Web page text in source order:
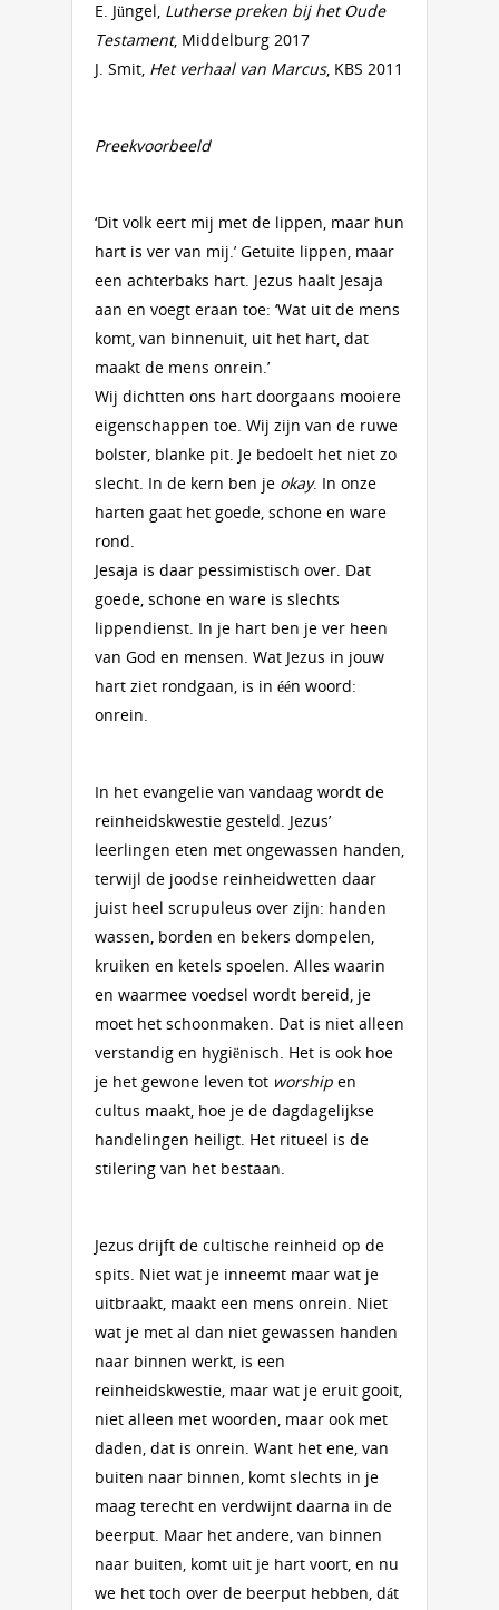
E. Jüngel, Lutherse preken bij het Oude
Testament, Middelburg 2017
J. Smit, Het verhaal van Marcus, KBS 2011
Preekvoorbeeld
‘Dit volk eert mij met de lippen, maar hun
hart is ver van mij.’ Getuite lippen, maar
een achterbaks hart. Jezus haalt Jesaja
aan en voegt eraan toe: ‘Wat uit de mens
komt, van binnenuit, uit het hart, dat
maakt de mens onrein.’
Wij dichtten ons hart doorgaans mooiere
eigenschappen toe. Wij zijn van de ruwe
bolster, blanke pit. Je bedoelt het niet zo
slecht. In de kern ben je okay. In onze
harten gaat het goede, schone en ware
rond.
Jesaja is daar pessimistisch over. Dat
goede, schone en ware is slechts
lippendienst. In je hart ben je ver heen
van God en mensen. Wat Jezus in jouw
hart ziet rondgaan, is in één woord:
onrein.
In het evangelie van vandaag wordt de
reinheidskwestie gesteld. Jezus’
leerlingen eten met ongewassen handen,
terwijl de joodse reinheidwetten daar
juist heel scrupuleus over zijn: handen
wassen, borden en bekers dompelen,
kruiken en ketels spoelen. Alles waarin
en waarmee voedsel wordt bereid, je
moet het schoonmaken. Dat is niet alleen
verstandig en hygiënisch. Het is ook hoe
je het gewone leven tot worship en
cultus maakt, hoe je de dagdagelijkse
handelingen heiligt. Het ritueel is de
stilering van het bestaan.
Jezus drijft de cultische reinheid op de
spits. Niet wat je inneemt maar wat je
uitbraakt, maakt een mens onrein. Niet
wat je met al dan niet gewassen handen
naar binnen werkt, is een
reinheidskwestie, maar wat je eruit gooit,
niet alleen met woorden, maar ook met
daden, dat is onrein. Want het ene, van
buiten naar binnen, komt slechts in je
maag terecht en verdwijnt daarna in de
beerput. Maar het andere, van binnen
naar buiten, komt uit je hart voort, en nu
we het toch over de beerput hebben, dát